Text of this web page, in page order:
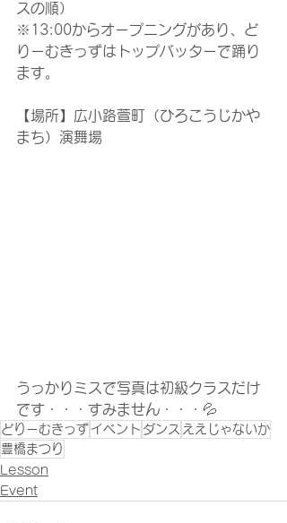
スの順）
※13:00からオープニングがあり、ど
りーむきっずはトップバッターで踊り
ます。
【場所】広小路萱町（ひろこうじかや
まち）演舞場
うっかりミスで写真は初級クラスだけ
です・・・すみません・・・💦
どりーむきっず イベント ダンス ええじゃないか
豊橋まつり
Lesson
Event